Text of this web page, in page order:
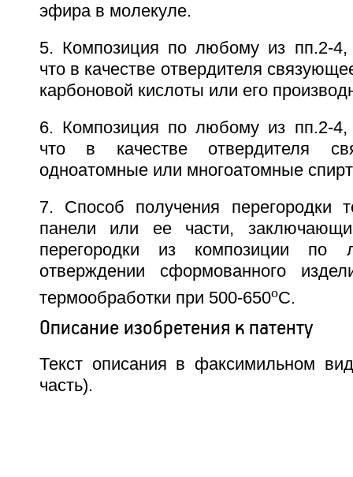
эфира в молекуле.
5. Композиция по любому из пп.2-
что в качестве отвердителя
карбоновой кислоты или его
6. Композиция по любому из пп.2-
что в качестве отвердителя
одноатомные или многоатомные
7. Способ получения перегородки
панели или ее части,
перегородки из композиции по
отверждении сформованного
термообработки при 500-650oC.
Описание изобретения к патенту
Текст описания в факсимильном
часть).